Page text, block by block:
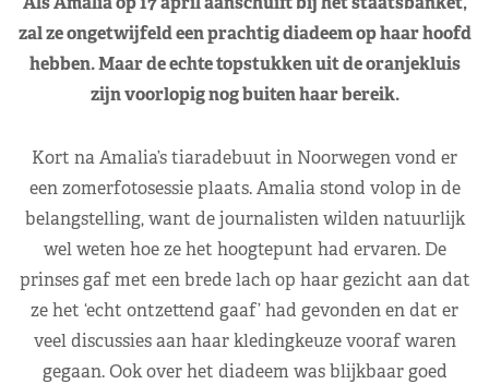
zal ze ongetwijfeld een prachtig diadeem op haar hoofd
hebben. Maar de echte topstukken uit de oranjekluis
zijn voorlopig nog buiten haar bereik.
Kort na Amalia’s tiaradebuut in Noorwegen vond er
een zomerfotosessie plaats. Amalia stond volop in de
belangstelling, want de journalisten wilden natuurlijk
wel weten hoe ze het hoogtepunt had ervaren. De
prinses gaf met een brede lach op haar gezicht aan dat
ze het ‘echt ontzettend gaaf’ had gevonden en dat er
veel discussies aan haar kledingkeuze vooraf waren
gegaan. Ook over het diadeem was blijkbaar goed